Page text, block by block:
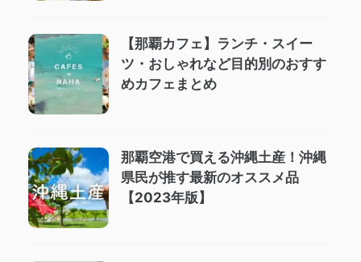
【那覇カフェ】ランチ・スイー
ツ・おしゃれなど目的別のおすす
めカフェまとめ
那覇空港で買える沖縄土産！沖縄
県民が推す最新のオススメ品
【2023年版】